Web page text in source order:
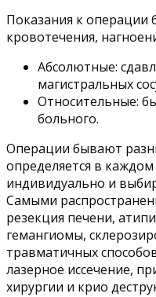
Показания к
кровотечения,
Абсолютные:
магистральных
Относительные:
больного.
Операции бывают
определяется в
индивидуально и
Самыми
резекция печени,
гемангиомы,
травматичных
лазерное иссечение,
хирургии и крио